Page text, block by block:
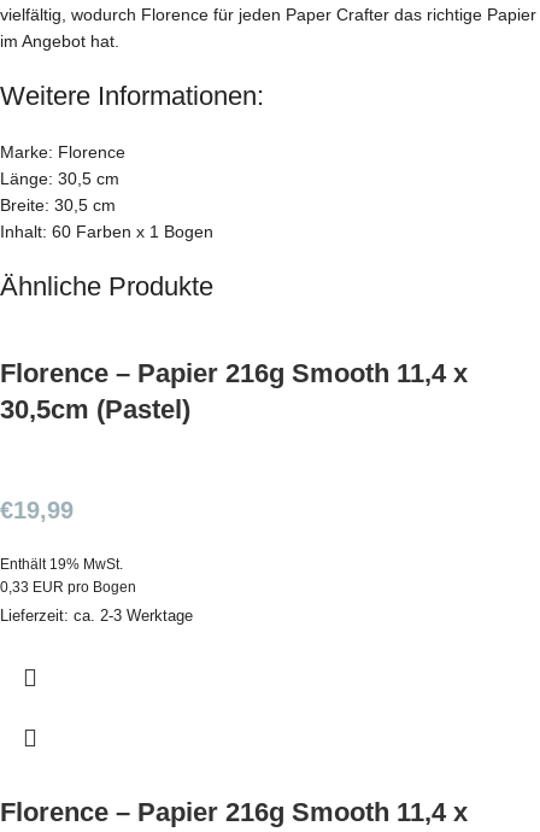
vielfältig, wodurch Florence für jeden Paper Crafter das richtige Papier
im Angebot hat.
Weitere Informationen:
Marke: Florence
Länge: 30,5 cm
Breite: 30,5 cm
Inhalt: 60 Farben x 1 Bogen
Ähnliche Produkte
Florence – Papier 216g Smooth 11,4 x
30,5cm (Pastel)
€19,99
Enthält 19% MwSt.
0,33 EUR pro Bogen
Lieferzeit: ca. 2-3 Werktage
Florence – Papier 216g Smooth 11,4 x